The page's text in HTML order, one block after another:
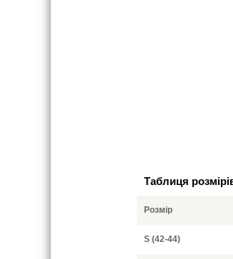
Таблиця
Розмір
S (42-44)